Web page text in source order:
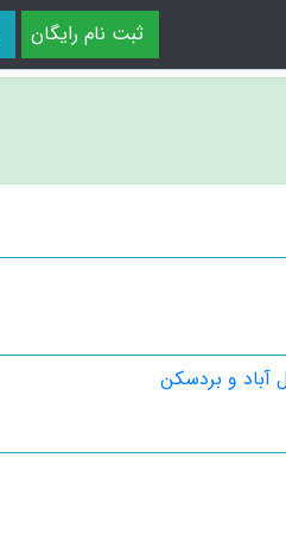
ثبت نام رایگان
آباد و بردسکن